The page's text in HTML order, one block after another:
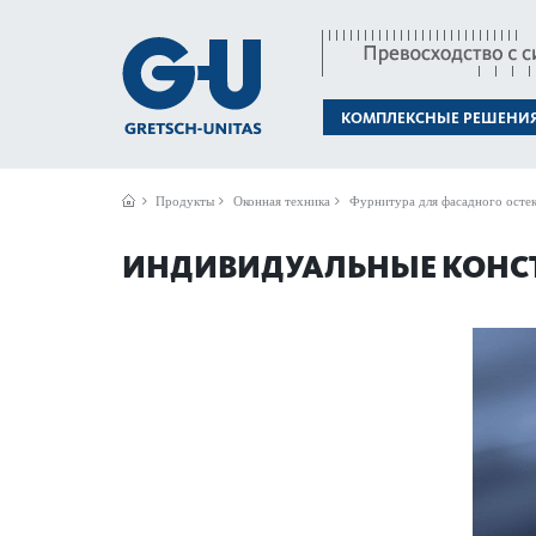
КОМПЛЕКСНЫЕ
Продукты Оконная техника Фурнитура для фасадного
ИНДИВИДУАЛЬНЫЕ